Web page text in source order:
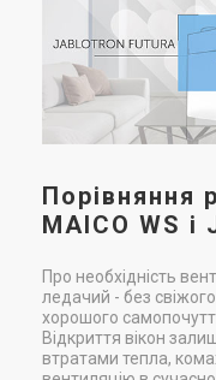
Порівняння
MAICO WS і
Про необхідність
ледачий - без
хорошого
Відкриття вікон
втратами тепла,